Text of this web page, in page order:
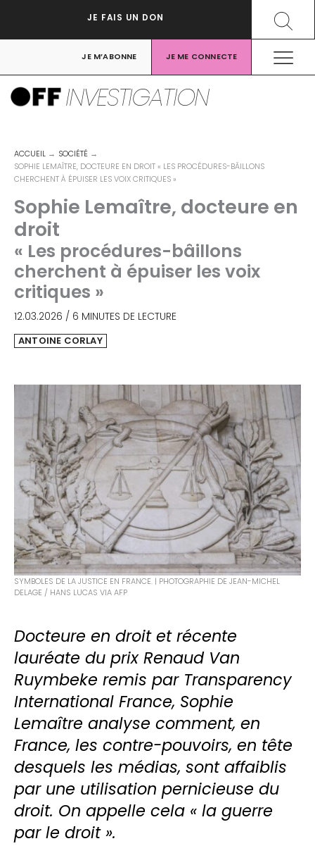
JE FAIS UN DON
JE M’ABONNE JE ME CONNECTE
INVESTIGATION
ACCUEIL
SOCIÉTÉ
SOPHIE LEMAÎTRE, DOCTEURE EN DROIT « LES PROCÉDURES-BÂILLONS
CHERCHENT À ÉPUISER LES VOIX CRITIQUES »
Sophie Lemaître, docteure en
droit
« Les procédures-bâillons
cherchent à épuiser les voix
critiques »
12.03.2026 / 6 MINUTES DE LECTURE
ANTOINE CORLAY
SYMBOLES DE LA JUSTICE EN FRANCE. | PHOTOGRAPHIE DE JEAN-MICHEL
DELAGE / HANS LUCAS VIA AFP
Docteure en droit et récente
lauréate du prix Renaud Van
Ruymbeke remis par Transparency
International France, Sophie
Lemaître analyse comment, en
France, les contre-pouvoirs, en tête
desquels les médias, sont affaiblis
par une utilisation pernicieuse du
droit. On appelle cela « la guerre
par le droit ».